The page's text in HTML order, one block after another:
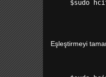
Eşleştirmeyi